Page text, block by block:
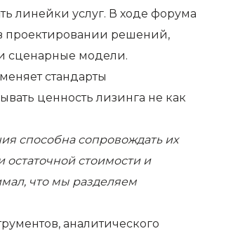
линейки услуг. В ходе форума
проектировании решений,
сценарные модели.
стандарты
ценность лизинга не как
способна сопровождать их
стоимости и
что мы разделяем
аналитического